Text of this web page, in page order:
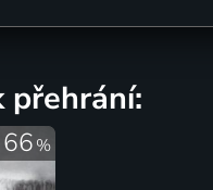
přehrání:
66%